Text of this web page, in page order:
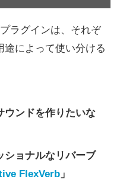
ラグインは、それぞ
途によって使い分ける
ウンドを作りたいな
ショナルなリバーブ
FlexVerb 」